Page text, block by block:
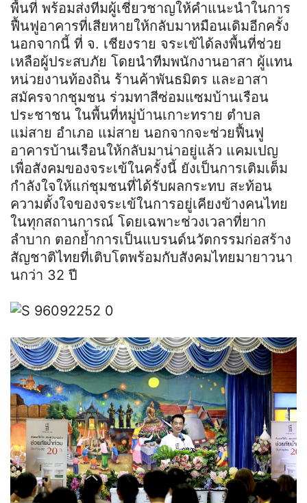
พื้นที่ พร้อมส่งทีมผู้เชี่ยวชาญให้คำแนะนำในการ
ฟื้นฟูอาคารที่เสียหายให้กลับมาหมือนเดิมอีกครั้ง
นอกจากนี้ ที่ จ. เชียงราย จระเข้ได้ลงพื้นที่ช่วย
เหลือผู้ประสบภัย โดยนำทีมพนักงานอาสา ผู้แทน
หน่วยงานท้องถิ่น ร้านค้าพันธมิตร และอาสา
สมัครจากชุมชน ร่วมทาสีซ่อมแซมบ้านเรือน
ประชาชน ในพื้นที่หมู่บ้านเกาะทราย ตำบล
แม่สาย อำเภอ แม่สาย นอกจากจะช่วยฟื้นฟู
อาคารบ้านเรือนให้กลับมาน่าอยู่แล้ว แคมเปญ
เพื่อสังคมของจระเข้ในครั้งนี้ ยังเป็นการเติมเต็ม
กำลังใจให้แก่ชุมชนที่ได้รับผลกระทบ สะท้อน
ความตั้งใจของจระเข้ในการอยู่เคียงข้างคนไทย
ในทุกสถานการณ์ โดยเฉพาะช่วงเวลาที่ยาก
ลำบาก ตอกย้ำการเป็นแบรนด์นวัตกรรมก่อสร้าง
สัญชาติไทยที่เติบโตพร้อมกับสังคมไทยมายาวนา
นกว่า 32 ปี